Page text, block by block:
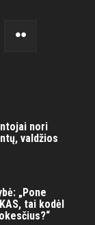
nori
valdžios
„Pone
tai kodėl